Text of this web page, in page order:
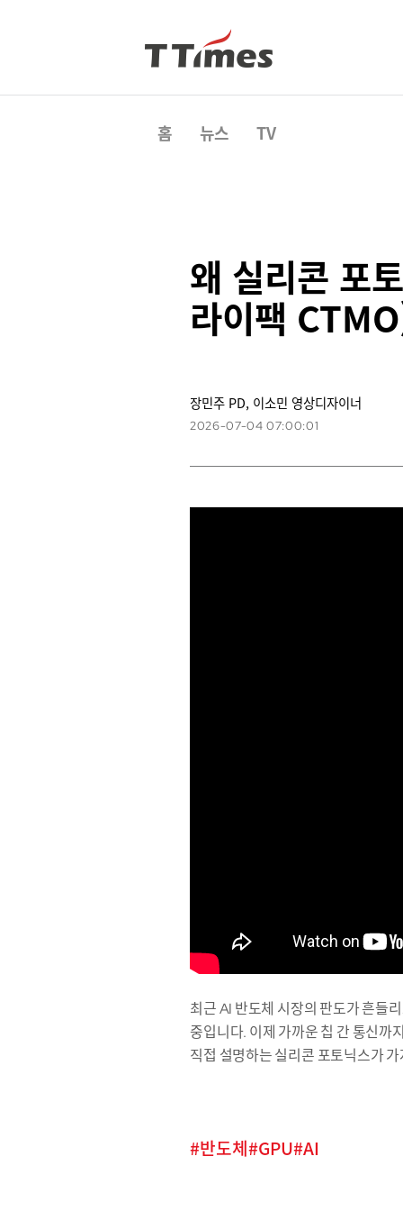
홈 뉴스 TV
왜 실리콘 포
라이팩
최근 AI 반도체 시장의 판도가 흔들
중입니다. 이제 가까운 칩 간 통신까
직접 설명하는 실리콘 포토닉스가
장민주 PD, 이소민 영상디자이너
2026-07-04 07:00:01
반도체 GPU AI